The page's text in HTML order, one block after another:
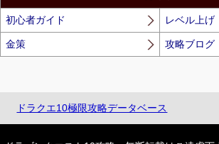
初心者ガイド レベル上げ
金策 攻略ブログ
ドラクエ10極限攻略データベース